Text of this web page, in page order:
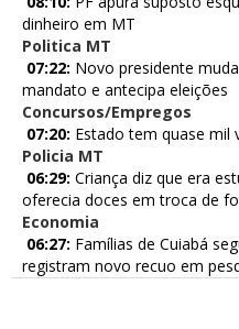
dinheiro em MT
Politica MT
07:22: Novo presidente
mandato e antecipa eleições
Concursos/Empregos
07:20: Estado tem quase mil
Policia MT
06:29: Criança diz que era
oferecia doces em troca de
Economia
06:27: Famílias de Cuiabá
registram novo recuo em